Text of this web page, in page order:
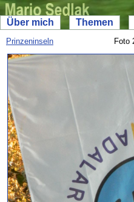
Über mich Themen
Prinzeninseln Foto